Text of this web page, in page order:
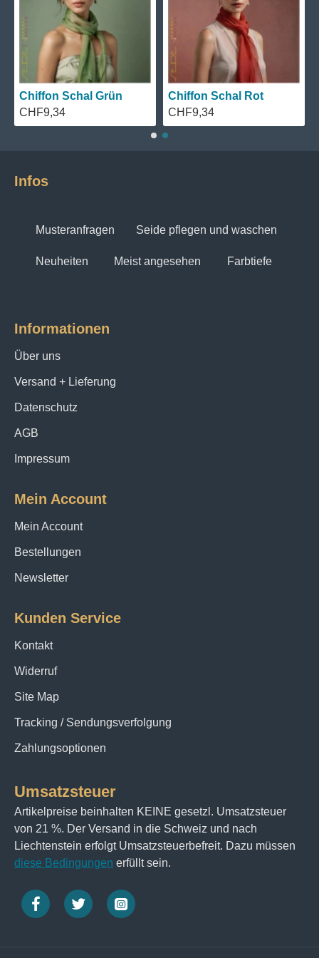
Chiffon Schal Grün
CHF9,34
Chiffon Schal Rot
CHF9,34
Infos
Musteranfragen Seide pflegen und waschen
Neuheiten Meist angesehen Farbtiefe
Informationen
Über uns
Versand + Lieferung
Datenschutz
AGB
Impressum
Mein Account
Mein Account
Bestellungen
Newsletter
Kunden Service
Kontakt
Widerruf
Site Map
Tracking / Sendungsverfolgung
Zahlungsoptionen
Umsatzsteuer
Artikelpreise beinhalten KEINE gesetzl. Umsatzsteuer
von 21 %. Der Versand in die Schweiz und nach
Liechtenstein erfolgt Umsatzsteuerbefreit. Dazu müssen
diese Bedingungen erfüllt sein.